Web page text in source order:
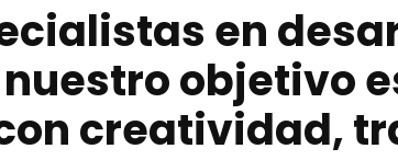
en
objetivo
creatividad,